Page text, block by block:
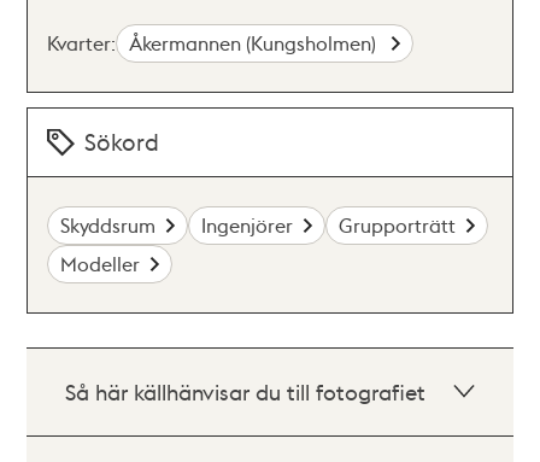
Kvarter: Åkermannen (Kungsholmen)
Sökord
Skyddsrum Ingenjörer
Grupporträtt
Modeller
Så här källhänvisar du till fotografiet